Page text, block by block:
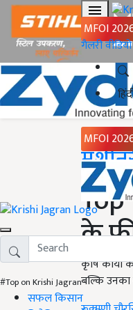
MFOI
गैलरीवीडियो
MFOI
#Top on Krishi Jagran
सफल किसान
Home
Top
के
कृषि कार्यों
बल्कि उनका